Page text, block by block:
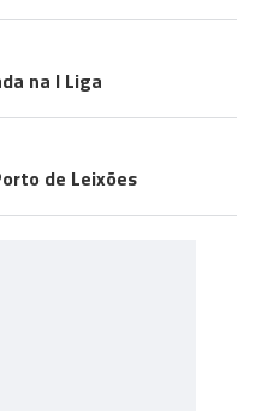
na I Liga
de Leixões